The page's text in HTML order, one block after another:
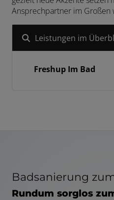
Ansprechpartner im Großen
Leistungen im
Freshup Im Bad
Badsanierung
Rundum sorglos